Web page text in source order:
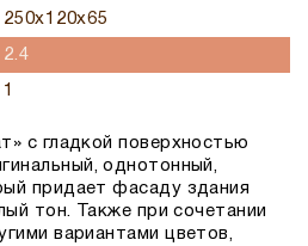
250x120x65
2.4
1
с гладкой поверхностью
однотонный,
придает фасаду здания
тон . Также при сочетании
вариантами цветов,